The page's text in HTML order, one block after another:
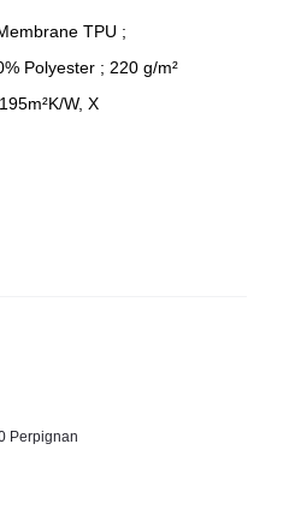
TPU ;
Polyester ; 220 g/m²
W, X
Perpignan